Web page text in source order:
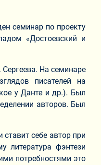
семинар по проекту
«Достоевский и
На семинаре
писателей на
у Данте и др.). Был
авторов. Был
себе автор при
литература фэнтези
потребностями это